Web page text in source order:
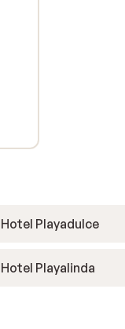
Hotel Playadulce
Hotel Playalinda